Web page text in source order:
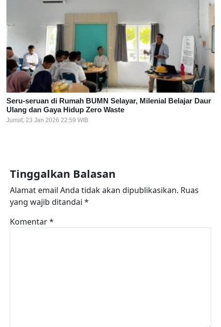
Seru-seruan di Rumah BUMN Selayar, Milenial Belajar Daur
Ulang dan Gaya Hidup Zero Waste
Jumat, 23 Jan 2026 22:59 WIB
Tinggalkan Balasan
Alamat email Anda tidak akan dipublikasikan. Ruas
yang wajib ditandai *
Komentar*